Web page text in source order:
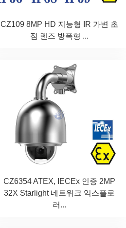
CZ109 8MP HD 지능형 IR 가변 초
점 렌즈 방폭형 ...
CZ6354 ATEX, IECEx 인증 2MP
32X Starlight 네트워크 익스플로
러...